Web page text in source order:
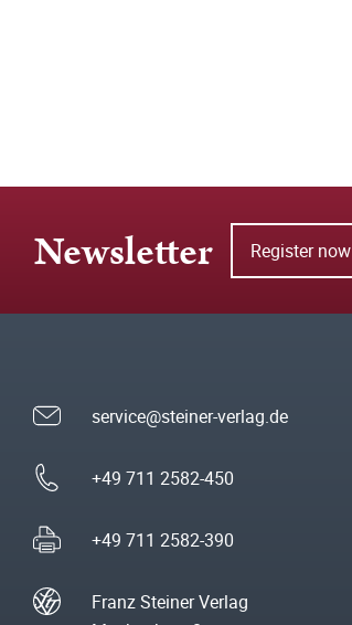
Newsletter Register now
service@steiner-verlag.de
+49 711 2582-450
+49 711 2582-390
Franz Steiner Verlag